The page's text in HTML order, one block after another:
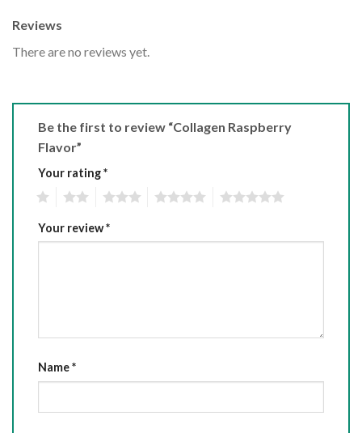
Reviews
There are no reviews yet.
Be the first to review “Collagen Raspberry
Flavor”
Your rating*
Your review*
Name*